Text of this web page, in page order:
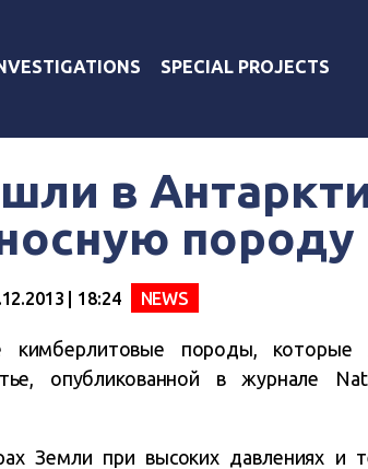
SPECIAL PROJECTS
в
породу
| 18:24 NEWS
породы, которые
опубликованной в журнале
Земли при высоких давлениях и